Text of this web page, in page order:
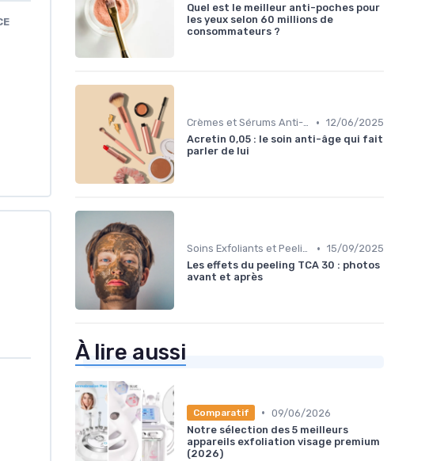
Quel est le meilleur anti-poches pour
les yeux selon 60 millions de
consommateurs ?
Crèmes et Sérums Anti-Rides • 12/06/2025
Acretin 0,05 : le soin anti-âge qui fait
parler de lui
Soins Exfoliants et Peeling • 15/09/2025
Les effets du peeling TCA 30 : photos
avant et après
À lire aussi
Comparatif • 09/06/2026
Notre sélection des 5 meilleurs
appareils exfoliation visage premium
(2026)